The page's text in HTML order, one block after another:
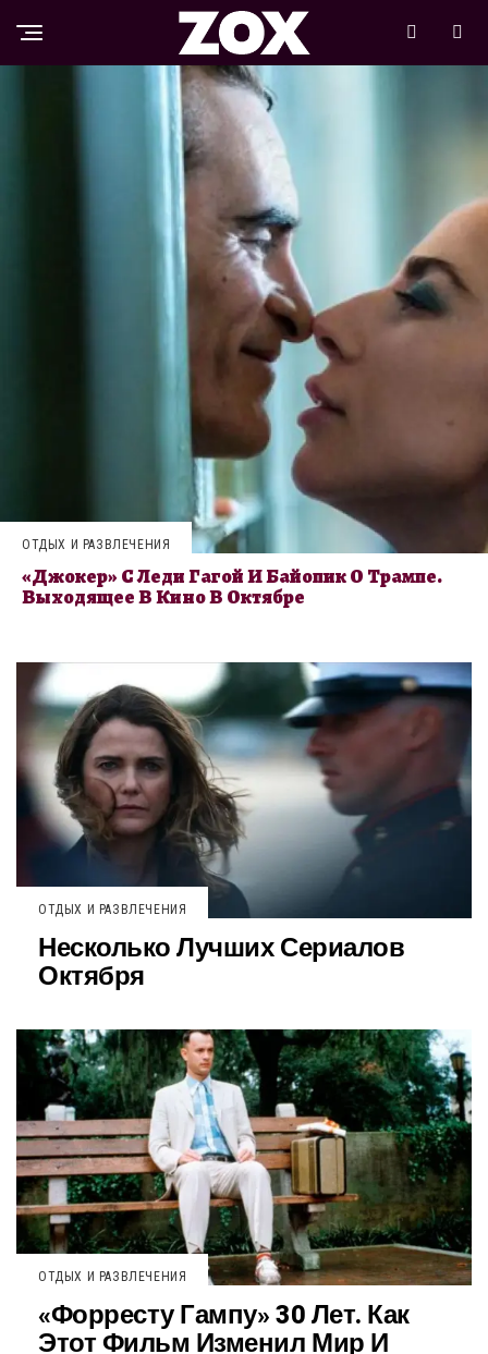
ОТДЫХ И РАЗВЛЕЧЕНИЯ
«Джокер» С Леди Гагой И Байопик О Трампе.
Выходящее В Кино В Октябре
ОТДЫХ И РАЗВЛЕЧЕНИЯ
Несколько Лучших Сериалов
Октября
ОТДЫХ И РАЗВЛЕЧЕНИЯ
«Форресту Гампу» 30 Лет. Как
Этот Фильм Изменил Мир И